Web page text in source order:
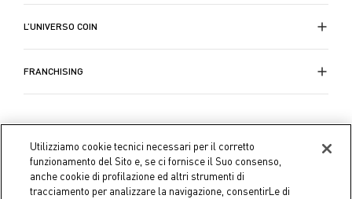
L’UNIVERSO COIN
FRANCHISING
Utilizziamo cookie tecnici necessari per il corretto
funzionamento del Sito e, se ci fornisce il Suo consenso,
anche cookie di profilazione ed altri strumenti di
tracciamento per analizzare la navigazione, consentirLe di